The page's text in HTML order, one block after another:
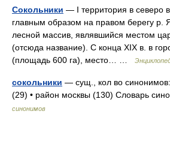
Сокольники — I территория в северо
главным образом на правом берегу р.
лесной массив, являвшийся местом
(отсюда название). С конца XIX в. в
(площадь 600 га), место… …
сокольники — сущ., кол во синонимов:
(29) • район москвы (130) Словарь
синонимов